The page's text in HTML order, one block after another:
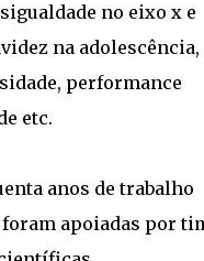
no eixo x e
na adolescência,
performance
etc.
anos de trabalho
apoiadas por